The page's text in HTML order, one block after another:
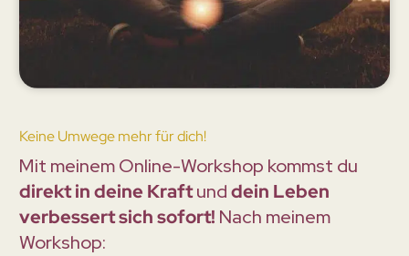
Keine Umwege mehr für dich!
Mit meinem Online-Workshop kommst du
direkt in deine Kraftunddein Leben
verbessert sich sofort! Nach meinem
Workshop: